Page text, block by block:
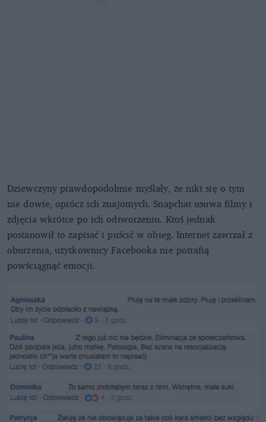
Dziewczyny prawdopodobnie myślały, że nikt się o tym
nie dowie, oprócz ich znajomych. Snapchat usuwa filmy i
zdjęcia wkrótce po ich odtworzeniu. Ktoś jednak
postanowił to zapisać i puścić w obieg. Internet zawrzał z
oburzenia, użytkownicy Facebooka nie potrafią
powściągnąć emocji.